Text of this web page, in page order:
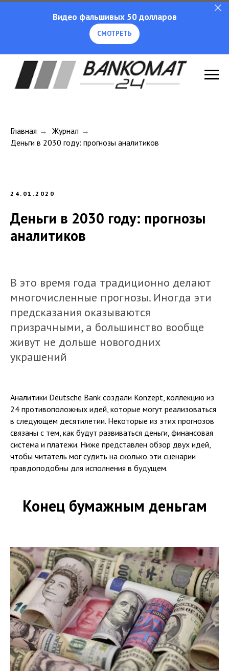
Видео фальшивых 50 долларов
СМОТРЕТЬ
Главная → Журнал →
Деньги в 2030 году: прогнозы аналитиков
24.01.2020
Деньги в 2030 году: прогнозы
аналитиков
В это время года традиционно делают
многочисленные прогнозы. Иногда эти
предсказания оказываются
призрачными, а большинство вообще
живут не дольше новогодних
украшений
Аналитики Deutsche Bank создали Konzept, коллекцию из
24 противоположных идей, которые могут реализоваться
в следующем десятилетии. Некоторые из этих прогнозов
связаны с тем, как будут развиваться деньги, финансовая
система и платежи. Ниже представлен обзор двух идей,
чтобы читатель мог судить на сколько эти сценарии
правдоподобны для исполнения в будущем.
Конец бумажным деньгам